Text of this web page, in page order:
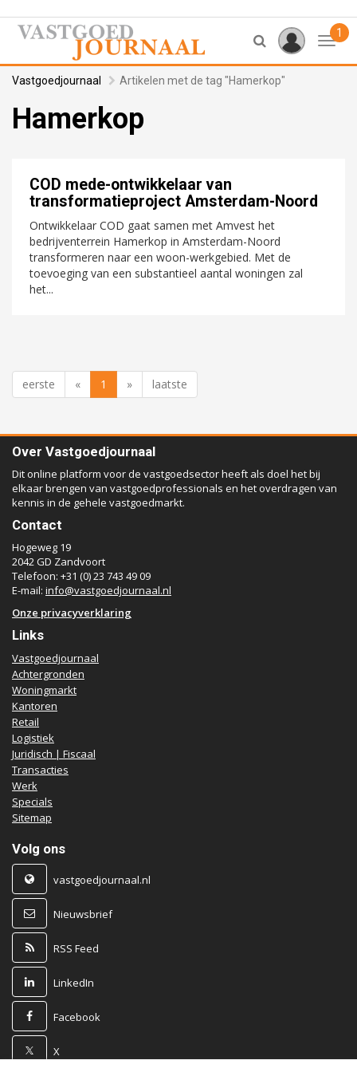
1
Vastgoedjournaal Artikelen met de tag "Hamerkop"
Hamerkop
COD mede-ontwikkelaar van
transformatieproject Amsterdam-Noord
Ontwikkelaar COD gaat samen met Amvest het
bedrijventerrein Hamerkop in Amsterdam-Noord
transformeren naar een woon-werkgebied. Met de
toevoeging van een substantieel aantal woningen zal
het...
eerste « 1 » laatste
Over Vastgoedjournaal
Dit online platform voor de vastgoedsector heeft als doel het bij
elkaar brengen van vastgoedprofessionals en het overdragen van
kennis in de gehele vastgoedmarkt.
Contact
Hogeweg 19
2042 GD Zandvoort
Telefoon: +31 (0) 23 743 49 09
E-mail: info@vastgoedjournaal.nl
Onze privacyverklaring
Links
Vastgoedjournaal
Achtergronden
Woningmarkt
Kantoren
Retail
Logistiek
Juridisch | Fiscaal
Transacties
Werk
Specials
Sitemap
Volg ons
vastgoedjournaal.nl
Nieuwsbrief
RSS Feed
LinkedIn
Facebook
X